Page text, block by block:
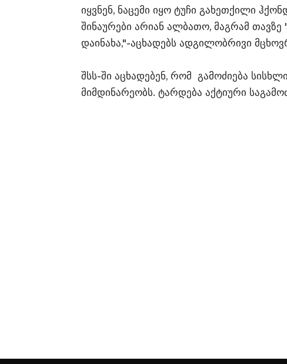
იყვნენ, ნაცემი იყო ტუჩი გახეთქილი
შინაურები არიან ალბათო, მაგრამ
დაინახა,"-აცხადებს ადგილობრივი
შსს-ში აცხადებენ, რომ გამოძიება
მიმდინარეობს. ტარდება აქტიური